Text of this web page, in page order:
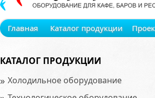
Главная Каталог продукции
КАТАЛОГ ПРОДУКЦИИ
» Холодильное оборудование